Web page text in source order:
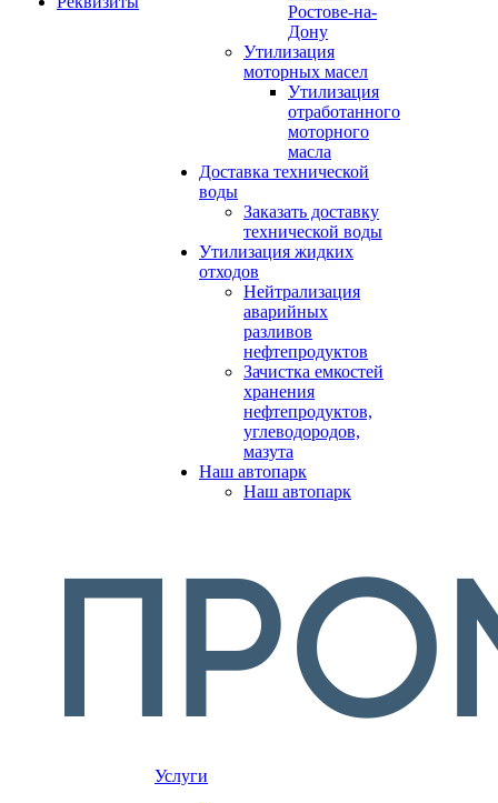
Ростове-на-
Дону
Утилизация
моторных масел
Утилизация
отработанного
моторного
масла
Доставка технической
воды
Заказать доставку
технической воды
Утилизация жидких
отходов
Нейтрализация
аварийных
разливов
нефтепродуктов
Зачистка емкостей
хранения
нефтепродуктов,
углеводородов,
мазута
Наш автопарк
Наш автопарк
Услуги